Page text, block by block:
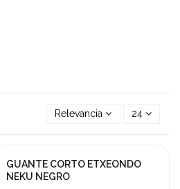
Relevancia 24
GUANTE CORTO ETXEONDO
NEKU NEGRO